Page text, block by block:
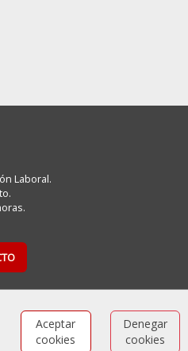
Laboral.
Aceptar
cookies
Denegar
cookies